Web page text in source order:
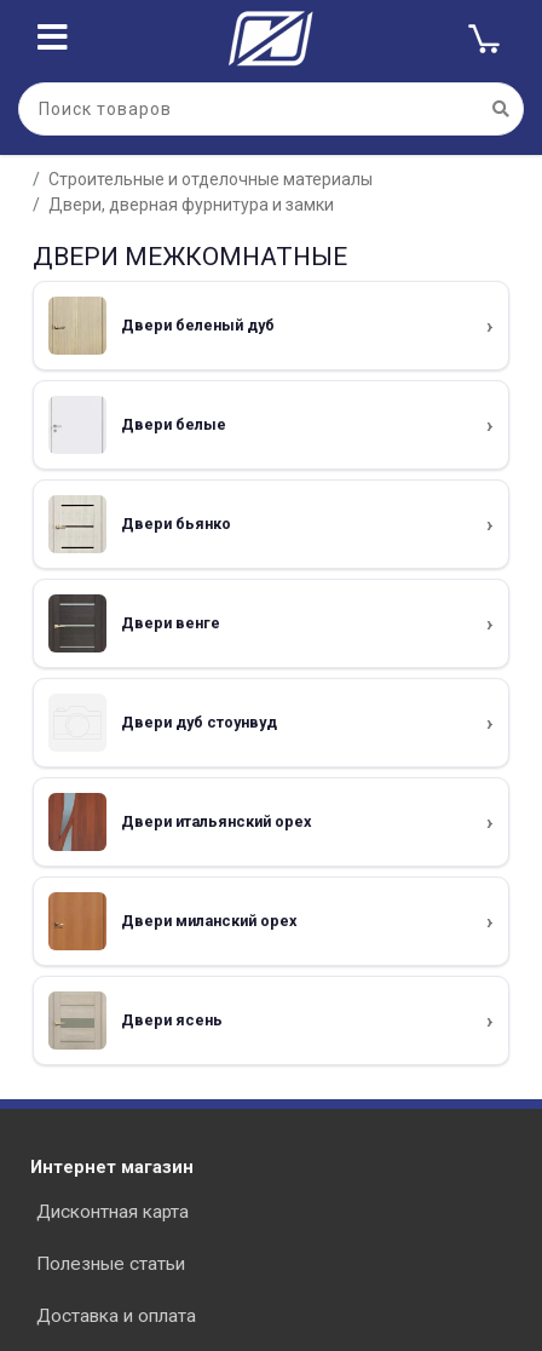
Строительные и отделочные материалы
Двери, дверная фурнитура и замки
ДВЕРИ МЕЖКОМНАТНЫЕ
Двери беленый дуб
Двери белые
Двери бьянко
Двери венге
Двери дуб стоунвуд
Двери итальянский орех
Двери миланский орех
Двери ясень
Интернет магазин
Дисконтная карта
Полезные статьи
Доставка и оплата